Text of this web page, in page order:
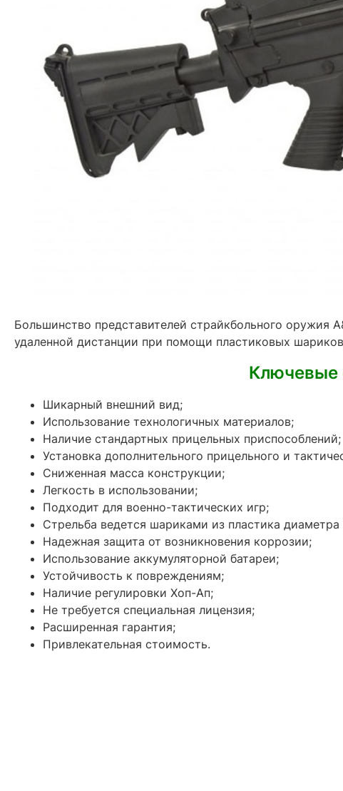
Большинство представителей страйкбольного оружия
удаленной дистанции при помощи пластиковых
Ключевые
Шикарный внешний вид;
Использование технологичных материалов;
Наличие стандартных прицельных приспособлений;
Установка дополнительного прицельного и
Сниженная масса конструкции;
Легкость в использовании;
Подходит для военно-тактических игр;
Стрельба ведется шариками из пластика
Надежная защита от возникновения коррозии;
Использование аккумуляторной батареи;
Устойчивость к повреждениям;
Наличие регулировки Хоп-Ап;
Не требуется специальная лицензия;
Расширенная гарантия;
Привлекательная стоимость.